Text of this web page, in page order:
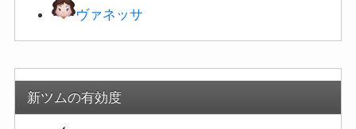
アラジン＆ジーニー:★★☆